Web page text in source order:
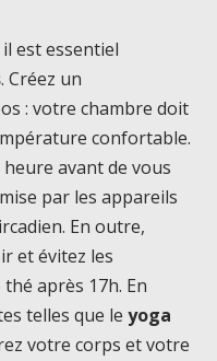
est essentiel
. Créez un
: votre chambre doit
confortable.
avant de vous
par les appareils
En outre,
et évitez les
après 17h. En
telles que le yoga
votre corps et votre